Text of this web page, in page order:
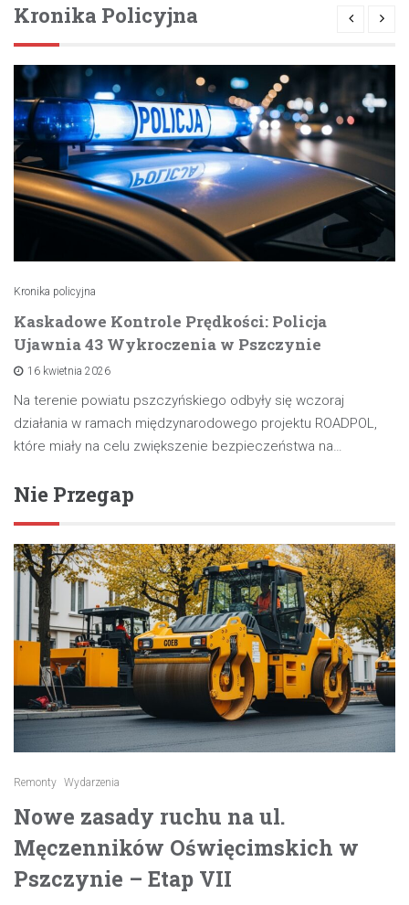
Kronika Policyjna
Kronika policyjna
Kaskadowe Kontrole Prędkości: Policja
Ujawnia 43 Wykroczenia w Pszczynie
16 kwietnia 2026
Na terenie powiatu pszczyńskiego odbyły się wczoraj
działania w ramach międzynarodowego projektu ROADPOL,
które miały na celu zwiększenie bezpieczeństwa na…
Nie Przegap
Remonty Wydarzenia
Nowe zasady ruchu na ul.
Męczenników Oświęcimskich w
Pszczynie – Etap VII